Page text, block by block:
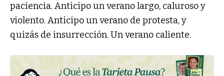
paciencia. Anticipo un verano largo, caluroso y
violento. Anticipo un verano de protesta, y
quizás de insurrección. Un verano caliente.